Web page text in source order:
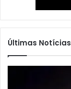
Últimas Notícias